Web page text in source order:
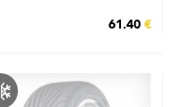
61.40 €